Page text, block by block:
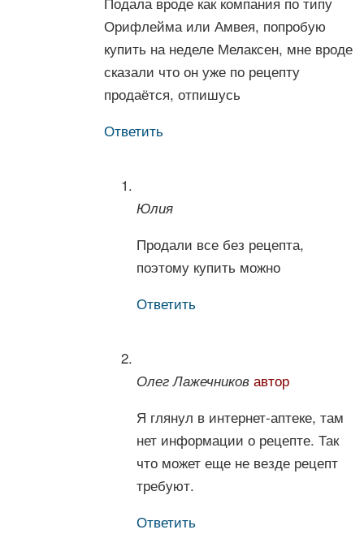
Орифлейма или Амвея, попробую
купить на неделе Мелаксен, мне вроде
сказали что он уже по рецепту
продаётся, отпишусь
Ответить
Юлия
Продали все без рецепта,
поэтому купить можно
Ответить
Олег Лажечников автор
Я глянул в интернет-аптеке, там
нет информации о рецепте. Так
что может еще не везде рецепт
требуют.
Ответить